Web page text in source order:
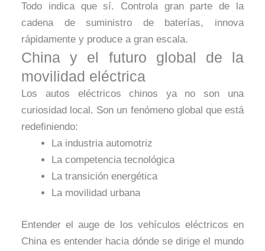
Todo indica que sí. Controla gran parte de la
cadena de suministro de baterías, innova
rápidamente y produce a gran escala.
China y el futuro global de la
movilidad eléctrica
Los autos eléctricos chinos ya no son una
curiosidad local. Son un fenómeno global que está
redefiniendo:
La industria automotriz
La competencia tecnológica
La transición energética
La movilidad urbana
Entender el auge de los vehículos eléctricos en
China es entender hacia dónde se dirige el mundo